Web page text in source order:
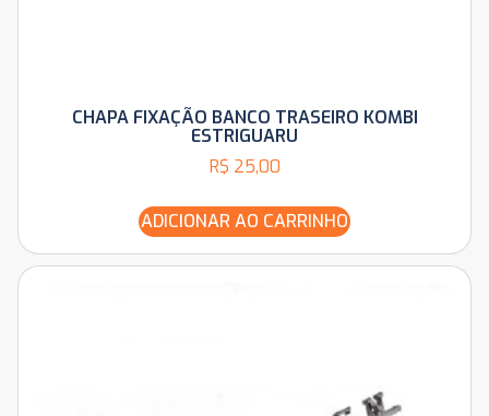
CHAPA FIXAÇÃO BANCO TRASEIRO KOMBI
ESTRIGUARU
R$ 25,00
ADICIONAR AO CARRINHO